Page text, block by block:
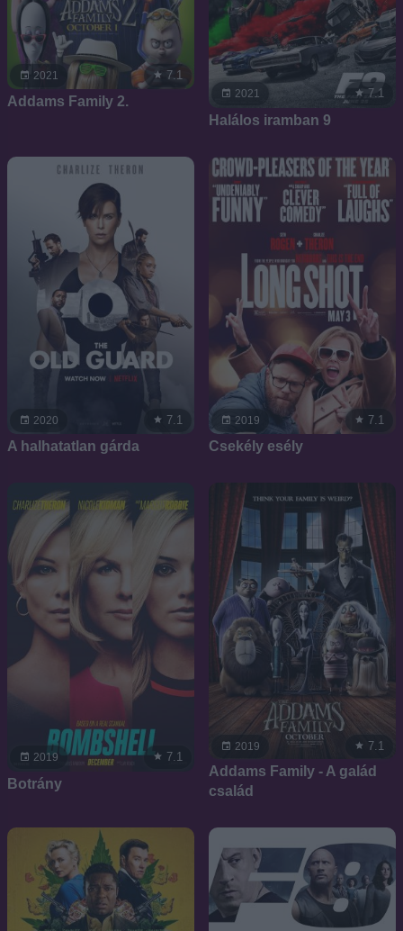
2021 7.1
Addams Family 2.
2021 7.1
Halálos iramban 9
2020 7.1
A halhatatlan gárda
2019 7.1
Csekély esély
2019 7.1
Botrány
2019 7.1
Addams Family - A galád
család